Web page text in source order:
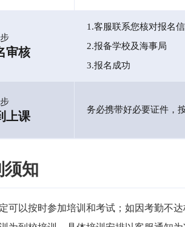
审核
1.客服联系您核对报名
2.报备学校及海事局
3.报名成功
上课 务必携带好必要证件，
须知
可以按时参加培训和考试；如因考勤不